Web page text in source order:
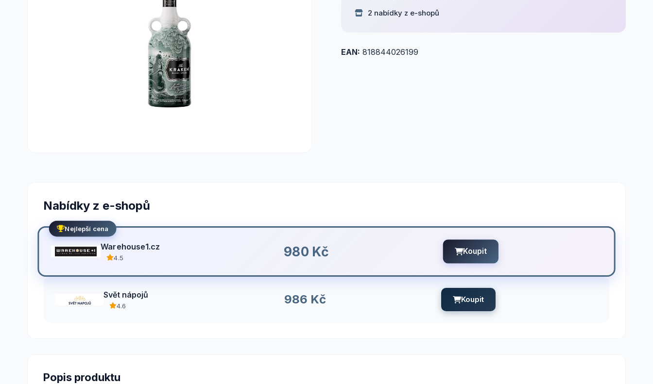
2 nabídky z e-shopů
EAN: 818844026199
Nabídky z e-shopů
Nejlepší cena
Warehouse1.cz
4.5 980 Kč Koupit
Svět nápojů
4.6 986 Kč Koupit
Popis produktu